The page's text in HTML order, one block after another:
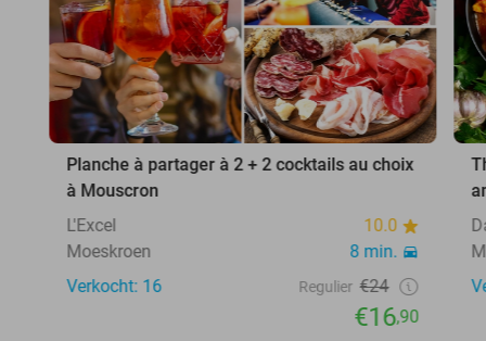
Planche à partager à 2 + 2 cocktails au choix
à Mouscron
L'Excel
10.0
Moeskroen
8 min.
Verkocht: 16
Regulier €24
€16,90